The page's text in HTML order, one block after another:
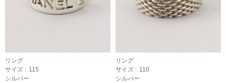
リング
サイズ : 115
シルバー
リング
サイズ : 110
シルバー